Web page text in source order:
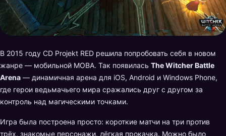
В 2015 году CD Projekt RED решила попробовать себя в новом
жанре — мобильной MOBA. Так появилась The Witcher Battle
Arena — динамичная арена для iOS, Android и Windows Phone,
где герои ведьмачьего мира сражались друг с другом за
контроль над магическими точками.
Игра была построена просто: короткие матчи на три против
трёх, знакомые персонажи, лёгкая прокачка. Можно было